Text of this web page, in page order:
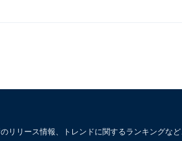
リリース情報、トレンドに関するランキングな